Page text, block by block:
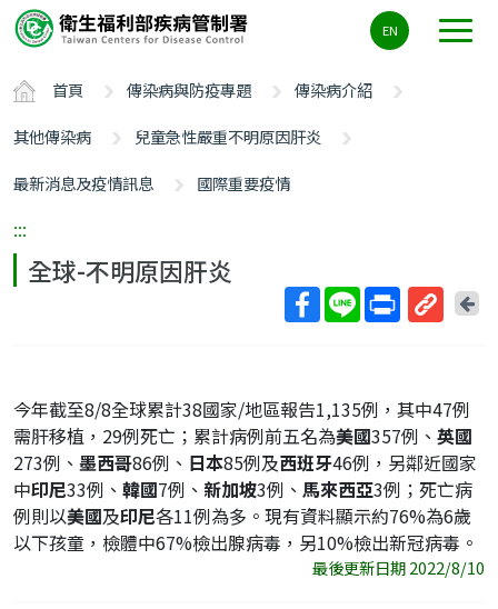
要
容
ALT+C
EN
首頁 傳染病與防疫專題
傳染病介紹
其他傳染病
兒童急性嚴重不明原因肝炎
最新消息及疫情訊息
國際重要疫情
:::
全球-不明原因肝炎
網
址
回
今年截至8/8全球累計38國家/地區報告1,135例，其中47例
需肝移植，29例死亡；累計病例前五名為美國357例、 英國
273例、 墨西哥86例、 日本85例及西班牙46例，另鄰近國家
中印尼33例、 韓國7例、 新加坡3例、 馬來西亞3例；死亡病
例則以美國及印尼各11例為多。現有資料顯示約76%為6歲
以下孩童，檢體中67%檢出腺病毒，另10%檢出新冠病毒。
最後更新日期 2022/8/10